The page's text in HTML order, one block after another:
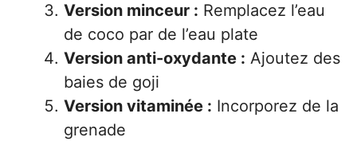
Version minceur : Remplacez l’eau
de coco par de l’eau plate
Version anti-oxydante : Ajoutez des
baies de goji
Version vitaminée : Incorporez de la
grenade